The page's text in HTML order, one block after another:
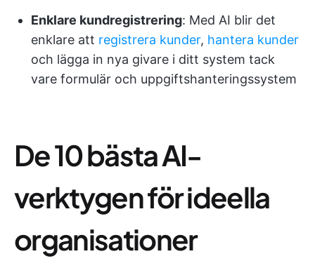
Enklare kundregistrering: Med AI blir det
enklare att registrera kunder, hantera kunder
och lägga in nya givare i ditt system tack
vare formulär och uppgiftshanteringssystem
De 10 bästa AI-
verktygen för ideella
organisationer